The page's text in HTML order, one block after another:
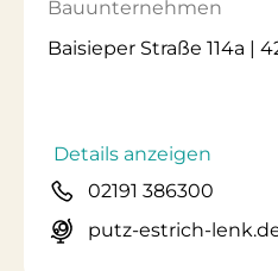
Bauunternehmen
Baisieper Straße 114a |
Details anzeigen
02191 386300
putz-estrich-